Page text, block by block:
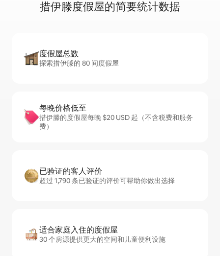
措伊滕度假屋的简要统计数据
度假屋总数
探索措伊滕的 80 间度假屋
每晚价格低至
措伊滕的度假屋每晚 $20 USD 起（不含税费和服务
费）
已验证的客人评价
超过 1,790 条已验证的评价可帮助你做出选择
适合家庭入住的度假屋
30 个房源提供更大的空间和儿童便利设施